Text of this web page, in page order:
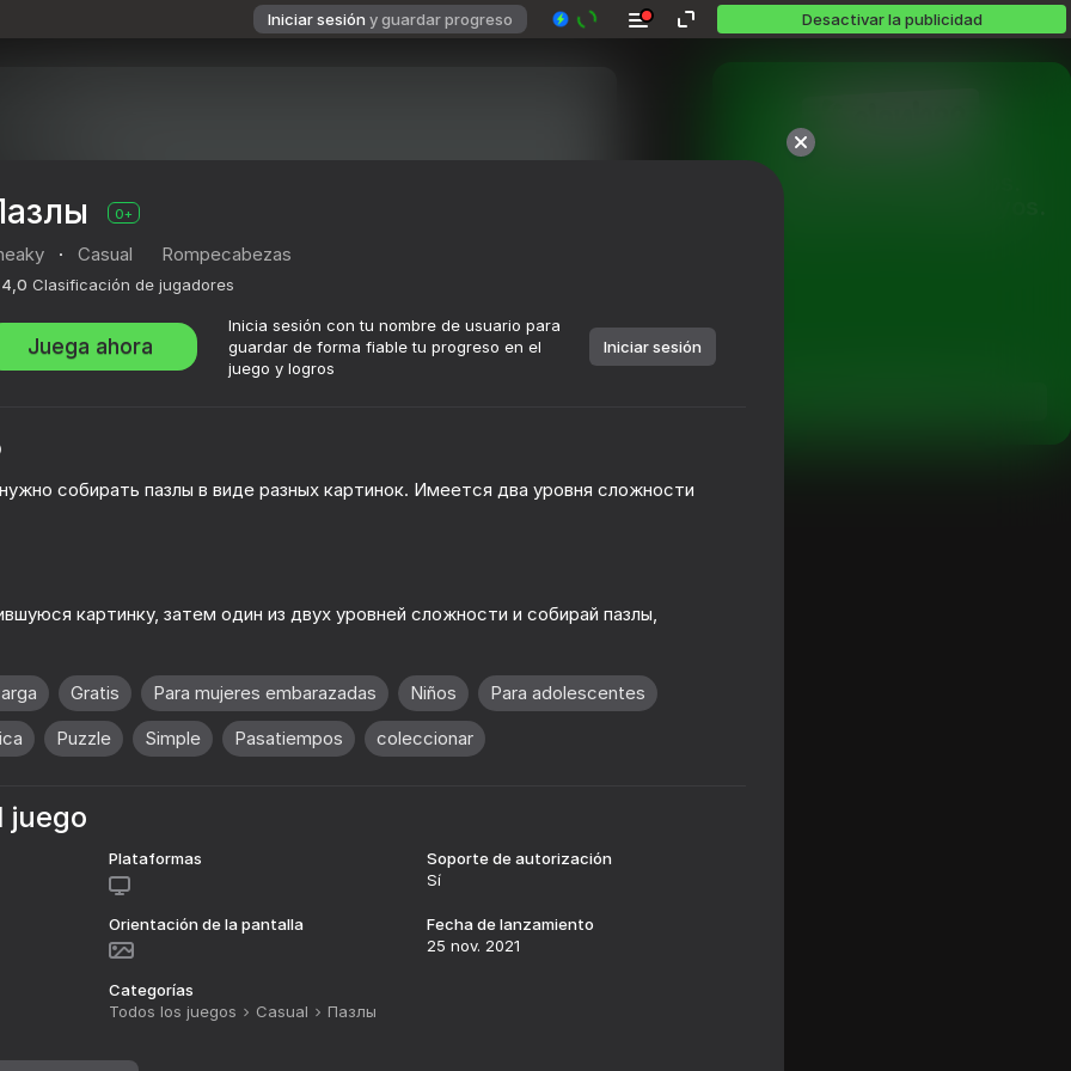
Iniciar sesión y guardar progreso Desactivar la publicidad
Más de 10,000 juegos.
Human or Not? Spot the AI Quake 3D Online
0+
· Casual Rompecabezas
4,0 Clasificación de jugadores
Juega ahora
Inicia sesión con tu nombre de usuario para
guardar de forma fiable tu progreso en el
juego y logros
Iniciar sesión
собирать пазлы в виде разных картинок. Имеется два уровня сложности
картинку, затем один из двух уровней сложности и собирай пазлы,
Gratis Para mujeres embarazadas Niños
Para adolescentes
Puzzle Simple Pasatiempos coleccionar
juego
Plataformas
Soporte de autorización
Sí
Orientación de la pantalla
Fecha de lanzamiento
25 nov. 2021
Categorías
Todos los juegos
Casual Пазлы